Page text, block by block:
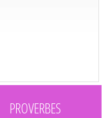
PROVERBES